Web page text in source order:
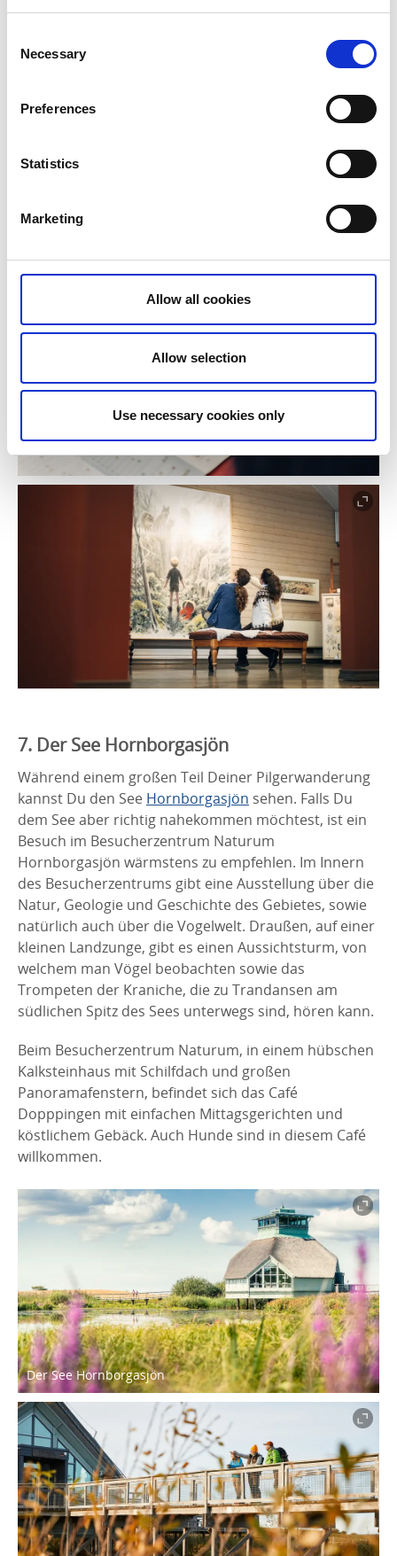
Selection
Necessary
Preferences
Statistics
Marketing
Allow all cookies
Allow selection
Use necessary cookies only
7. Der See Hornborgasjön
Während einem großen Teil Deiner Pilgerwanderung
kannst Du den See Hornborgasjön sehen. Falls Du
dem See aber richtig nahekommen möchtest, ist ein
Besuch im Besucherzentrum Naturum
Hornborgasjön wärmstens zu empfehlen. Im Innern
des Besucherzentrums gibt eine Ausstellung über die
Natur, Geologie und Geschichte des Gebietes, sowie
natürlich auch über die Vogelwelt. Draußen, auf einer
kleinen Landzunge, gibt es einen Aussichtsturm, von
welchem man Vögel beobachten sowie das
Trompeten der Kraniche, die zu Trandansen am
südlichen Spitz des Sees unterwegs sind, hören kann.
Beim Besucherzentrum Naturum, in einem hübschen
Kalksteinhaus mit Schilfdach und großen
Panoramafenstern, befindet sich das Café
Dopppingen mit einfachen Mittagsgerichten und
köstlichem Gebäck. Auch Hunde sind in diesem Café
willkommen.
Der See Hornborgasjön